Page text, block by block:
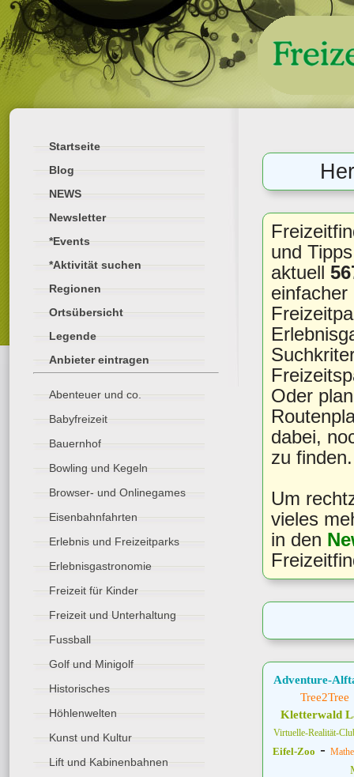
Startseite
Blog
NEWS
Newsletter
*Events
*Aktivität suchen
Regionen
Ortsübersicht
Legende
Anbieter eintragen
Abenteuer und co.
Babyfreizeit
Bauernhof
Bowling und Kegeln
Browser- und Onlinegames
Eisenbahnfahrten
Erlebnis und Freizeitparks
Erlebnisgastronomie
Freizeit für Kinder
Freizeit und Unterhaltung
Fussball
Golf und Minigolf
Historisches
Höhlenwelten
Kunst und Kultur
Lift und Kabinenbahnen
und
aktuell
einfacher
Oder
dabei,
zu finden.
Um
vieles
in den
Adventure-
Tree2Tree
Kletterwald
Virtuelle-Realität-
Eifel-Zoo -